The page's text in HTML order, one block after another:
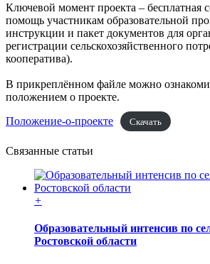
Ключевой момент проекта – бесплатная
помощь участникам образовательной
инструкции и пакет документов для
регистрации сельскохозяйственного
кооператива).
В прикреплённом файле можно
положением о проекте.
Положение-о-проекте
Скачать
Связанные статьи
+
Образовательный интенсив по
Ростовской области